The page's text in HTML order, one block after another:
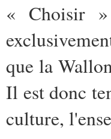
« Choisir
que la
Il est donc
culture,